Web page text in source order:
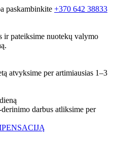
paskambinkite +370 642 38833
ir pateiksime nuotekų valymo
atvyksime per artimiausias 1–3
darbus atliksime per